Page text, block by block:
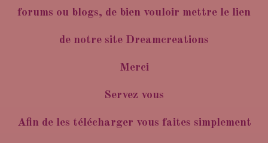
forums ou blogs, de bien vouloir mettre le lien
de notre site Dreamcreations
Merci
Servez vous
Afin de les télécharger vous faites simplement